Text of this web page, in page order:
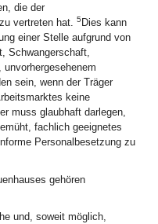
die der
vertreten hat. 5 Dies kann
einer Stelle aufgrund von
Schwangerschaft,
sein, wenn der Träger
keine
muss glaubhaft darlegen,
fachlich geeignetes
Personalbesetzung zu
gehören
und, soweit möglich,